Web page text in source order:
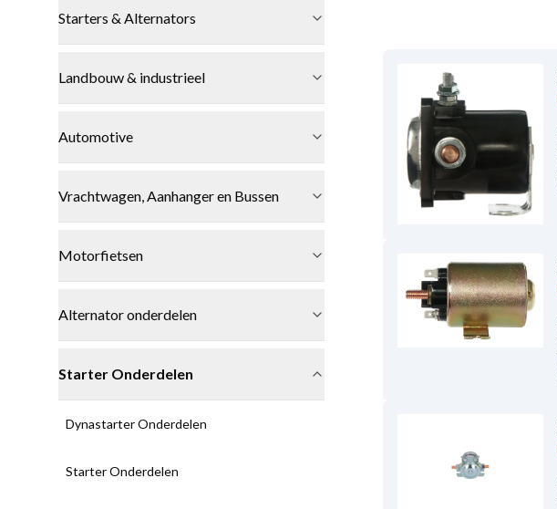
Starters & Alternators
Landbouw & industrieel
Automotive
Vrachtwagen, Aanhanger en Bussen
Motorfietsen
Alternator onderdelen
Starter Onderdelen
Dynastarter Onderdelen
Starter Onderdelen